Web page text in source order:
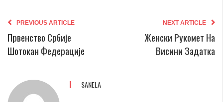
PREVIOUS ARTICLE
Првенство Србије
Шотокан Федерације
NEXT ARTICLE
Женски Рукомет На
Висини Задатка
SANELA